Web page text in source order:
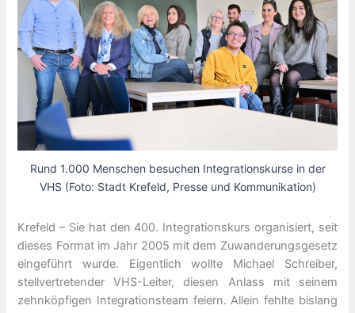
Rund 1.000 Menschen besuchen Integrationskurse in der
VHS (Foto: Stadt Krefeld, Presse und Kommunikation)
Krefeld – Sie hat den 400. Integrationskurs organisiert, seit
dieses Format im Jahr 2005 mit dem Zuwanderungsgesetz
eingeführt wurde. Eigentlich wollte Michael Schreiber,
stellvertretender VHS-Leiter, diesen Anlass mit seinem
zehnköpfigen Integrationsteam feiern. Allein fehlte bislang